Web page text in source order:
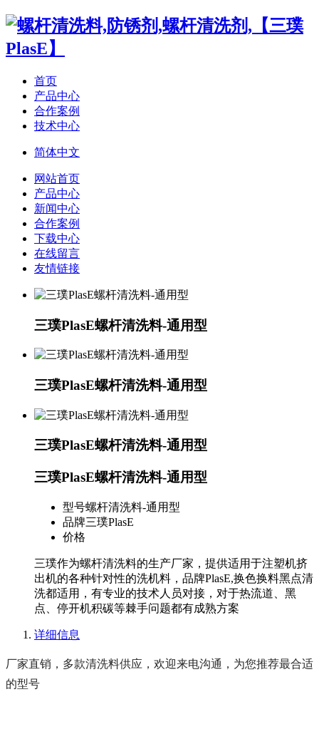
首页
产品中心
合作案例
技术中心
简体中文
网站首页
产品中心
新闻中心
合作案例
下载中心
在线留言
友情链接
三璞PlasE螺杆清洗料-通用型
三璞PlasE螺杆清洗料-通用型
三璞PlasE螺杆清洗料-通用型
三璞PlasE螺杆清洗料-通用型
型号螺杆清洗料-通用型
品牌三璞PlasE
价格
三璞作为螺杆清洗料的生产厂家，提供适用于注塑机挤
出机的各种针对性的洗机料，品牌PlasE,换色换料黑点清
洗都适用，有专业的技术人员对接，对于热流道、黑
点、停开机积碳等棘手问题都有成熟方案
详细信息
厂家直销，多款清洗料供应，欢迎来电沟通，为您推荐最合适
的型号